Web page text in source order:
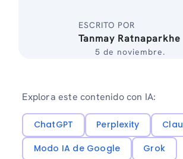
ESCRITO POR
Tanmay Ratnaparkhe
5 de noviembre.
Explora este contenido con IA:
ChatGPT Perplexity
Modo IA de Google
Grok